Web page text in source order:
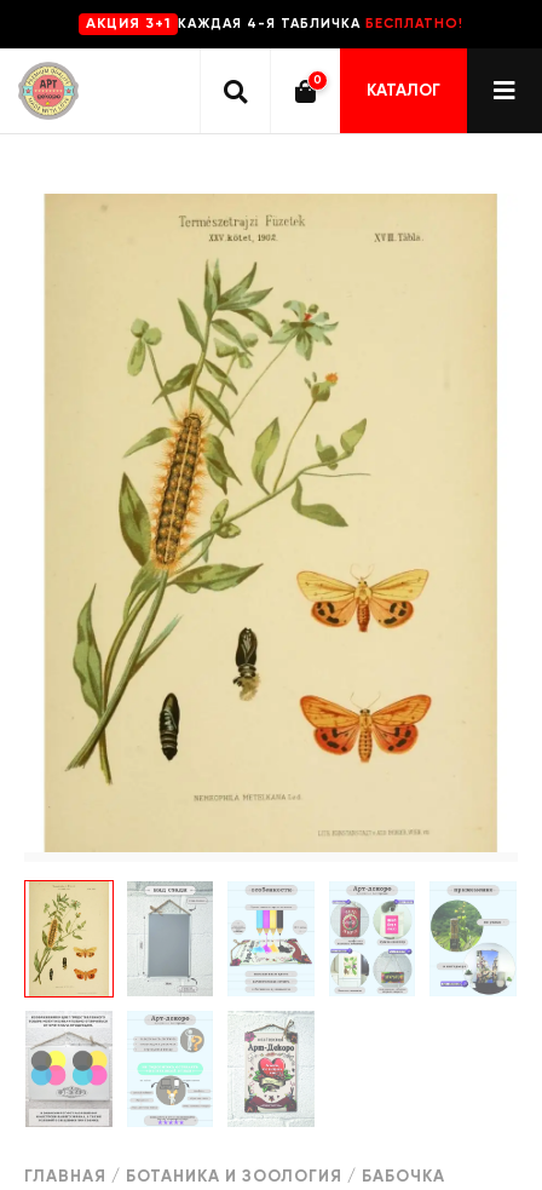
AKЦИЯ 3+1 КАЖДАЯ 4-Я ТАБЛИЧКА БЕСПЛАТНО!
0
КАТАЛОГ
ГЛАВНАЯ / БОТАНИКА И ЗООЛОГИЯ / БАБОЧКА